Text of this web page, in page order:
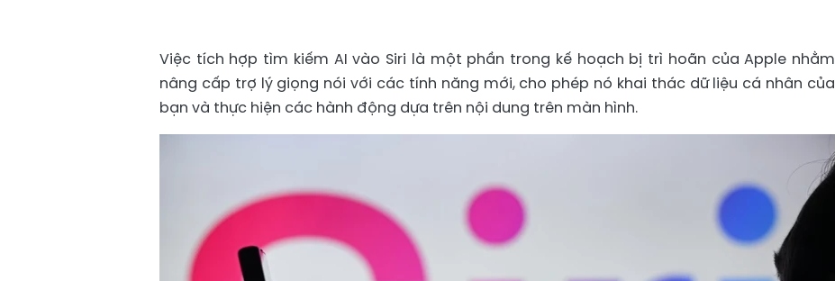
Việc tích hợp tìm kiếm AI vào Siri là một phần trong kế hoạch bị trì hoãn của Apple nhằm
nâng cấp trợ lý giọng nói với các tính năng mới, cho phép nó khai thác dữ liệu cá nhân của
bạn và thực hiện các hành động dựa trên nội dung trên màn hình.